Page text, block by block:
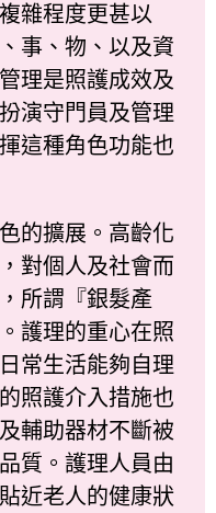
雜程度更甚以
事、物、以及資
理是照護成效及
演守門員及管理
這種角色功能也
擴展。高齡化
對個人及社會而
所謂『銀髮產
護理的重心在照
常生活能夠自理
照護介入措施也
輔助器材不斷被
質。護理人員由
近老人的健康狀